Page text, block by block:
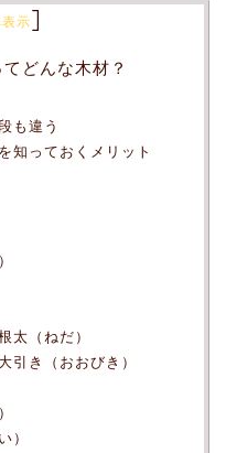
示]
どんな木材？
も違う
知っておくメリット
太（ねだ）
引き（おおびき）
）